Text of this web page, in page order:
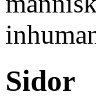
Sidor